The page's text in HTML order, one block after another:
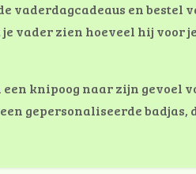
vaderdagcadeaus en bestel
vader zien hoeveel hij voor
een knipoog naar zijn gevoel
gepersonaliseerde